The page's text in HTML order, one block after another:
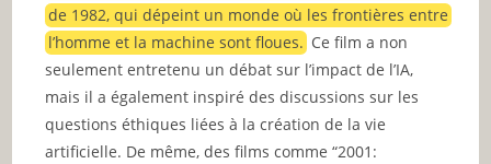
de 1982, qui dépeint un monde où les frontières entre
l’homme et la machine sont floues. Ce film a non
seulement entretenu un débat sur l’impact de l’IA,
mais il a également inspiré des discussions sur les
questions éthiques liées à la création de la vie
artificielle. De même, des films comme “2001: